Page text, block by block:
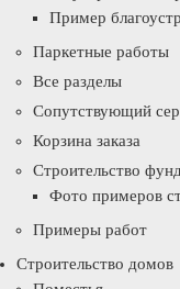
Пример
Паркетные работы
Все разделы
Сопутствующий
Корзина заказа
Строительство
Фото примеров
Примеры работ
Строительство домов